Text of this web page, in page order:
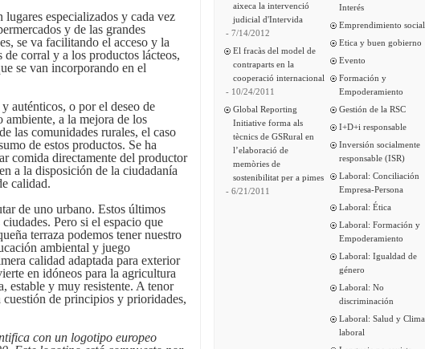
especializados y cada vez
y de las grandes
se va facilitando el acceso y la
de corral y a los productos lácteos,
se van incorporando en el
auténticos, o por el deseo de
a la mejora de los
las comunidades rurales, el caso
de estos productos. Se ha
comida directamente del productor
a la disposición de la ciudadanía
calidad.
de uno urbano. Estos últimos
Pero si el espacio que
terraza podemos tener nuestro
ambiental y juego
calidad adaptada para exterior
en idóneos para la agricultura
estable y muy resistente. A tenor
de principios y prioridades,
con un logotipo europeo
aixeca la intervenció
judicial d'Intervida
- 7/14/2012
El fracàs del model de
contraparts en la
cooperació internacional
- 10/24/2011
Global Reporting
Initiative forma als
tècnics de GSRural en
l’elaboració de
memòries de
sostenibilitat per a pimes
- 6/21/2011
Interés
Emprendimiento social
Etica y buen gobierno
Evento
Formación y
Empoderamiento
Gestión de la RSC
I+D+i responsable
Inversión socialmente
responsable (ISR)
Laboral: Conciliación
Empresa-Persona
Laboral: Ética
Laboral: Formación y
Empoderamiento
Laboral: Igualdad de
género
Laboral: No
discriminación
Laboral: Salud y Clima
laboral